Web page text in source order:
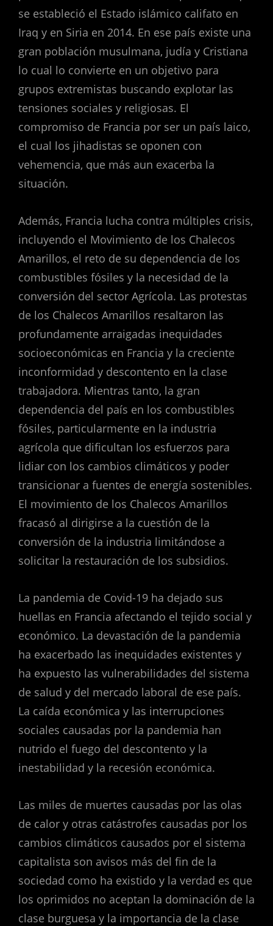
se estableció el Estado islámico califato en
Iraq y en Siria en 2014. En ese país existe una
gran población musulmana, judía y Cristiana
lo cual lo convierte en un objetivo para
grupos extremistas buscando explotar las
tensiones sociales y religiosas. El
compromiso de Francia por ser un país laico,
el cual los jihadistas se oponen con
vehemencia, que más aun exacerba la
situación.
Además, Francia lucha contra múltiples crisis,
incluyendo el Movimiento de los Chalecos
Amarillos, el reto de su dependencia de los
combustibles fósiles y la necesidad de la
conversión del sector Agrícola. Las protestas
de los Chalecos Amarillos resaltaron las
profundamente arraigadas inequidades
socioeconómicas en Francia y la creciente
inconformidad y descontento en la clase
trabajadora. Mientras tanto, la gran
dependencia del país en los combustibles
fósiles, particularmente en la industria
agrícola que dificultan los esfuerzos para
lidiar con los cambios climáticos y poder
transicionar a fuentes de energía sostenibles.
El movimiento de los Chalecos Amarillos
fracasó al dirigirse a la cuestión de la
conversión de la industria limitándose a
solicitar la restauración de los subsidios.
La pandemia de Covid-19 ha dejado sus
huellas en Francia afectando el tejido social y
económico. La devastación de la pandemia
ha exacerbado las inequidades existentes y
ha expuesto las vulnerabilidades del sistema
de salud y del mercado laboral de ese país.
La caída económica y las interrupciones
sociales causadas por la pandemia han
nutrido el fuego del descontento y la
inestabilidad y la recesión económica.
Las miles de muertes causadas por las olas
de calor y otras catástrofes causadas por los
cambios climáticos causados por el sistema
capitalista son avisos más del fin de la
sociedad como ha existido y la verdad es que
los oprimidos no aceptan la dominación de la
clase burguesa y la importancia de la clase